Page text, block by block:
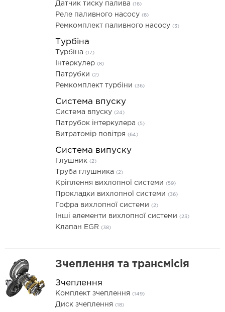
Датчик тиску палива (16)
Реле паливного насосу (6)
Ремкомплект паливного насосу (3)
Турбіна
Турбіна (17)
Інтеркулер (8)
Патрубки (2)
Ремкомплект турбіни (36)
Система впуску
Система впуску (24)
Патрубок інтеркулера (5)
Витратомір повітря (64)
Система випуску
Глушник (2)
Труба глушника (2)
Кріплення вихлопної системи (59)
Прокладки вихлопної системи (36)
Гофра вихлопної системи (2)
Інші елементи вихлопної системи (23)
Клапан EGR (38)
Зчеплення та трансмісія
Зчеплення
Комплект зчеплення (149)
Диск зчеплення (18)